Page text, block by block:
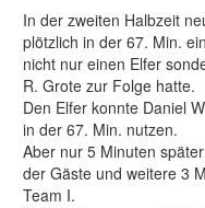
In der zweiten Halbzeit
plötzlich in der 67. Min.
nicht nur einen Elfer
R. Grote zur Folge hatte.
Den Elfer konnte Daniel
in der 67. Min. nutzen.
Aber nur 5 Minuten
der Gäste und weitere 3
Team I.